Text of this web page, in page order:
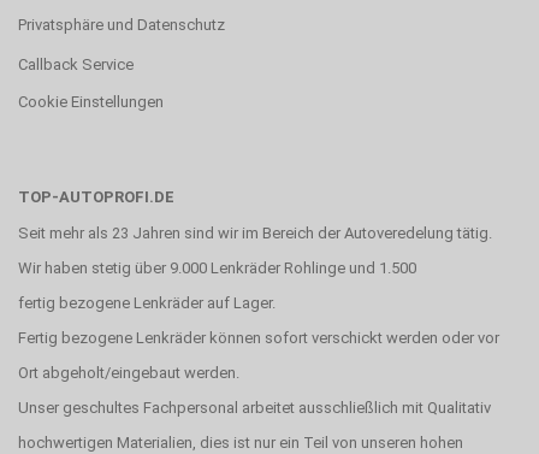
Privatsphäre und Datenschutz
Callback Service
Cookie Einstellungen
TOP-AUTOPROFI.DE
Seit mehr als 23 Jahren sind wir im Bereich der Autoveredelung tätig.
Wir haben stetig über 9.000 Lenkräder Rohlinge und 1.500
fertig bezogene Lenkräder auf Lager.
Fertig bezogene Lenkräder können sofort verschickt werden oder vor
Ort abgeholt/eingebaut werden.
Unser geschultes Fachpersonal arbeitet ausschließlich mit Qualitativ
hochwertigen Materialien, dies ist nur ein Teil von unseren hohen